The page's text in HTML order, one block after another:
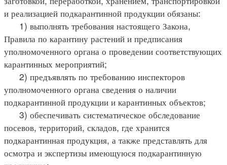
и реализацией подкарантинной продукции обязаны:
1) выполнять требования настоящего Закона,
Правила по карантину растений и предписания
уполномоченного органа о проведении соответствующих
карантинных мероприятий;
2) предъявлять по требованию инспекторов
уполномоченного органа сведения о наличии
подкарантинной продукции и карантинных объектов;
3) обеспечивать систематическое обследование
посевов, территорий, складов, где хранится
подкарантинная продукция, а также представлять для
осмотра и экспертизы имеющуюся подкарантинную